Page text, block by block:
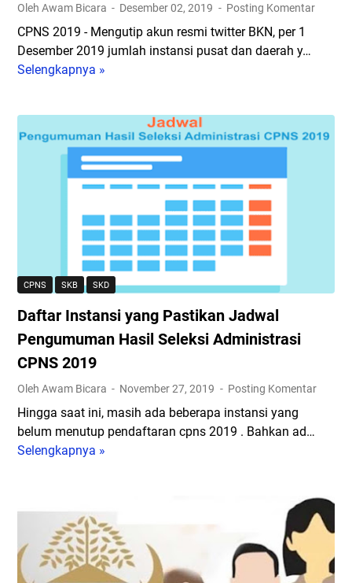
n
F
o
s
i
J
a
a
a
n
e
n
n
P
e
r
T
e
Oleh Awam Bicara Desember 02, 2019 Posting Komentar
CPNS 2019 - Mengutip akun resmi twitter BKN, per 1
Desember 2019 jumlah instansi pusat dan daerah y…
Selengkapnya »
a
r
s
a
n
s
i
y
g
M
a
u
k
a
CPNS SKB SKD
Daftar Instansi yang Pastikan Jadwal
Pengumuman Hasil Seleksi Administrasi
CPNS 2019
Oleh Awam Bicara November 27, 2019 Posting Komentar
Hingga saat ini, masih ada beberapa instansi yang
belum menutup pendaftaran cpns 2019 . Bahkan ad…
Selengkapnya »
a
r
I